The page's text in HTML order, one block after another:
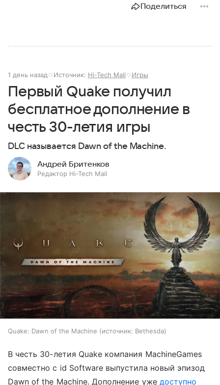
Поделиться
1 день назад Источник: Hi-Tech Mail Игры
Первый Quake получил
бесплатное дополнение в
честь 30-летия игры
DLC называется Dawn of the Machine.
Андрей Бритенков
Редактор Hi-Tech Mail
Quake: Dawn of the Machine источник: Bethesda
В честь 30-летия Quake компания MachineGames
совместно с id Software выпустила новый эпизод
Dawn of the Machine. Дополнение уже доступно